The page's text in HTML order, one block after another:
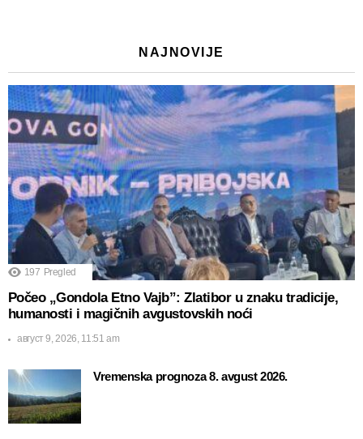
NAJNOVIJE
197 Pregled
Počeo „Gondola Etno Vajb”: Zlatibor u znaku tradicije,
humanosti i magičnih avgustovskih noći
август 9, 2026, 11:51 am
Vremenska prognoza 8. avgust 2026.